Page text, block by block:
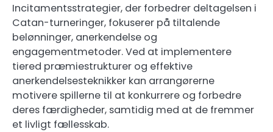
Incitamentsstrategier, der forbedrer deltagelsen i
Catan-turneringer, fokuserer på tiltalende
belønninger, anerkendelse og
engagementmetoder. Ved at implementere
tiered præmiestrukturer og effektive
anerkendelsesteknikker kan arrangørerne
motivere spillerne til at konkurrere og forbedre
deres færdigheder, samtidig med at de fremmer
et livligt fællesskab.